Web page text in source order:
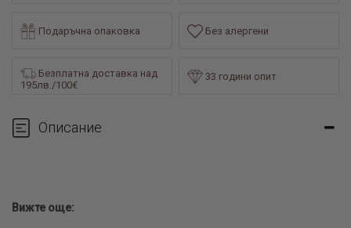
Подаръчна опаковка Без алергени
Безплатна доставка над
195лв./100€
33 години опит
Описание
Вижте още: